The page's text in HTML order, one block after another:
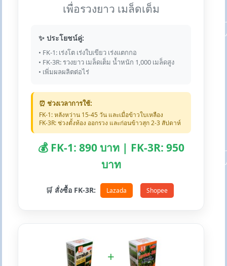
เพื่อรวงยาว เมล็ดเต็ม
✨ ประโยชน์คู่:
• FK-1: เร่งโต เร่งใบเขียว เร่งแตกกอ
• FK-3R: รวงยาว เมล็ดเต็ม น้ำหนัก 1,000 เมล็ดสูง
• เพิ่มผลผลิตต่อไร่
⏰ ช่วงเวลาการใช้:
FK-1: หลังหว่าน 15-45 วัน และเมื่อข้าวใบเหลือง
FK-3R: ช่วงตั้งท้อง ออกรวง และก่อนข้าวสุก 2-3 สัปดาห์
💰 FK-1: 890 บาท | FK-3R: 950
บาท
🛒 สั่งซื้อ FK-3R: Lazada Shopee
+